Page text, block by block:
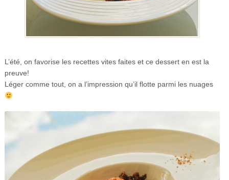
L’été, on favorise les recettes vites faites et ce dessert en est la
preuve!
Léger comme tout, on a l’impression qu’il flotte parmi les nuages